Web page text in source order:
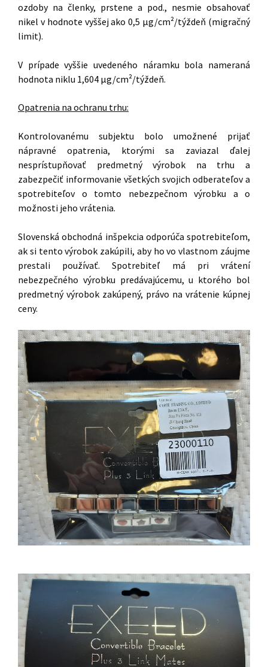
ozdoby na členky, prstene a pod., nesmie obsahovať
nikel v hodnote vyššej ako 0,5 μg/cm²/týždeň (migračný
limit).
V prípade vyššie uvedeného náramku bola nameraná
hodnota niklu 1,604 μg/cm²/týždeň.
Opatrenia na ochranu trhu:
Kontrolovanému subjektu bolo umožnené prijať
nápravné opatrenia, ktorými sa zaviazal ďalej
nesprístupňovať predmetný výrobok na trhu a
zabezpečiť informovanie všetkých svojich odberateľov a
spotrebiteľov o tomto nebezpečnom výrobku a o
možnosti jeho vrátenia.
Slovenská obchodná inšpekcia odporúča spotrebiteľom,
ak si tento výrobok zakúpili, aby ho vo vlastnom záujme
prestali používať. Spotrebiteľ má pri vrátení
nebezpečného výrobku predávajúcemu, u ktorého bol
predmetný výrobok zakúpený, právo na vrátenie kúpnej
ceny.